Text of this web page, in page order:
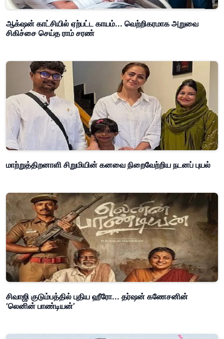
ஆக்‌ஷன் காட்சியில் ஏற்பட்ட காயம்... வெற்றிகரமாக அறுவை
சிகிச்சை செய்த ராம் சரண்
மாற்றுத்திறனாளி சிறுமியின் கனவை நிறைவேற்றிய நடனப் புயல்
சிவாஜி குடும்பத்தில் புதிய ஹீரோ... தர்ஷன் கணேசனின்
‘லெனின் பாண்டியன்’